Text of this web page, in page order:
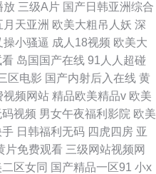
放 三级A片 国产日韩亚洲综合
月天亚洲 欧美大粗吊人妖 深
操小骚逼 成人18视频 欧美大
看 岛国国产在线 91人人超碰
区电影 国产内射后入在线 黄
视频网站 精品欧美精品v 欧美
视频 男女午夜福利影院 欧美
手 日韩福利无码 四虎四房 亚
片免费观看 三级网站视频网
区女同 国产精品一区91 小x